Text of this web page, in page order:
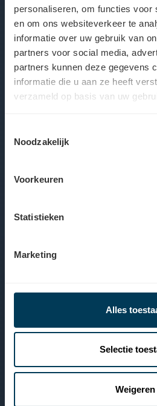
personaliseren, om functies voor
en om ons websiteverkeer te
informatie over uw gebruik van
partners voor social media,
partners kunnen deze gegevens
informatie die u aan ze heeft
verzameld op basis van uw
Noodzakelijk
Voorkeuren
Statistieken
Marketing
Alles
Selectie
Weigeren
Hooraccessoires:
Test hooraccessoires gratis